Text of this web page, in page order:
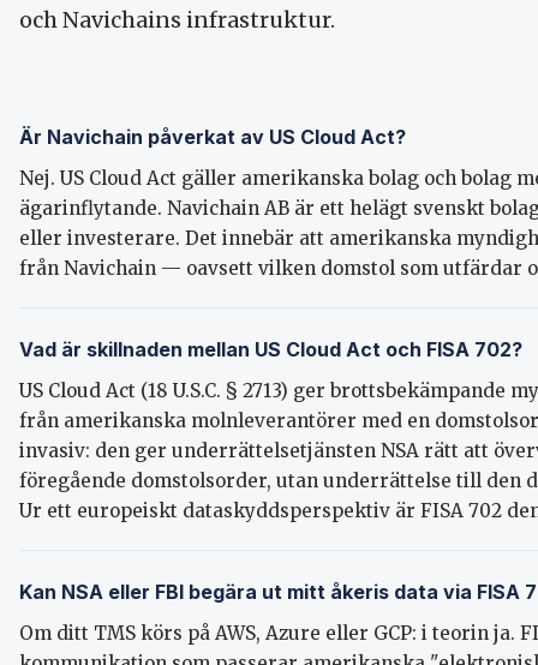
och Navichains infrastruktur.
Är Navichain påverkat av US Cloud Act?
Nej. US Cloud Act gäller amerikanska bolag och bolag
ägarinflytande. Navichain AB är ett helägt svenskt
eller investerare. Det innebär att amerikanska
från Navichain — oavsett vilken domstol som utfärdar
Vad är skillnaden mellan US Cloud Act och FISA 702?
US Cloud Act (18 U.S.C. § 2713) ger
från amerikanska molnleverantörer med en
invasiv: den ger underrättelsetjänsten NSA rätt att
föregående domstolsorder, utan underrättelse till den
Ur ett europeiskt dataskyddsperspektiv är FISA 702
Kan NSA eller FBI begära ut mitt åkeris data via FISA
Om ditt TMS körs på AWS, Azure eller GCP: i teorin ja.